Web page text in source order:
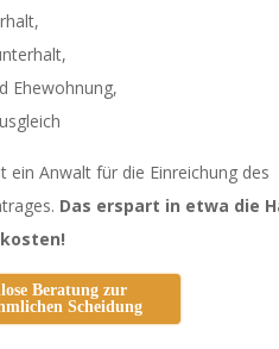
Ehewohnung,
ein Anwalt für die Einreichung des
Das erspart in etwa die
Beratung zur
Scheidung